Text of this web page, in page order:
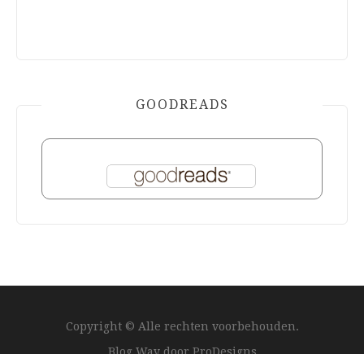
GOODREADS
Copyright © Alle rechten voorbehouden.
Blog Way door ProDesigns